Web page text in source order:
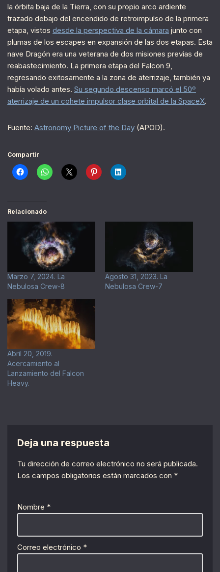
la órbita baja de la Tierra, con su propio arco ardiente
trazado debajo del encendido de retroimpulso de la primera
etapa, vistos desde la perspectiva de la cámara junto con
plumas de los escapes en expansión de las dos etapas. Esta
nave Dragón era una veterana de dos misiones previas de
reabastecimiento. La primera etapa del Falcon 9,
regresando exitosamente a la zona de aterrizaje, también ya
había volado antes. Su segundo descenso marcó el 50º
aterrizaje de un cohete impulsor clase orbital de la SpaceX.
Fuente: Astronomy Picture of the Day (APOD).
Compartir
Relacionado
Marzo 7, 2024. La
Nebulosa Crew-8
Agosto 31, 2023. La
Nebulosa Crew-7
Abril 20, 2019.
Acercamiento al
Lanzamiento del Falcon
Heavy.
Deja una respuesta
Tu dirección de correo electrónico no será publicada.
Los campos obligatorios están marcados con *
Nombre *
Correo electrónico *